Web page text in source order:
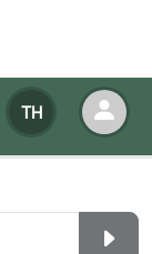
TH
าน